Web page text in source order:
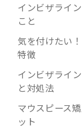
インビザライ
こと
気を付けたい
特徴
インビザライ
と対処法
マウスピース
ット